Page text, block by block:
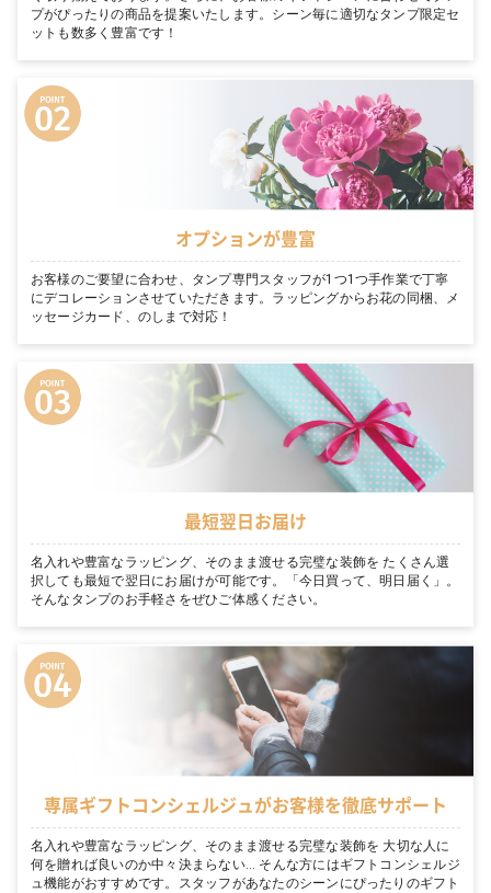
プがぴったりの商品を提案いたします。シーン毎に適切なタンプ限定セ
ットも数多く豊富です！
オプションが豊富
お客様のご要望に合わせ、タンプ専門スタッフが1つ1つ手作業で丁寧
にデコレーションさせていただきます。ラッピングからお花の同梱、メ
ッセージカード、のしまで対応！
最短翌日お届け
名入れや豊富なラッピング、そのまま渡せる完璧な装飾を たくさん選
択しても最短で翌日にお届けが可能です。「今日買って、明日届く」。
そんなタンプのお手軽さをぜひご体感ください。
専属ギフトコンシェルジュがお客様を徹底サポート
名入れや豊富なラッピング、そのまま渡せる完璧な装飾を 大切な人に
何を贈れば良いのか中々決まらない… そんな方にはギフトコンシェルジ
ュ機能がおすすめです。スタッフがあなたのシーンにぴったりのギフト